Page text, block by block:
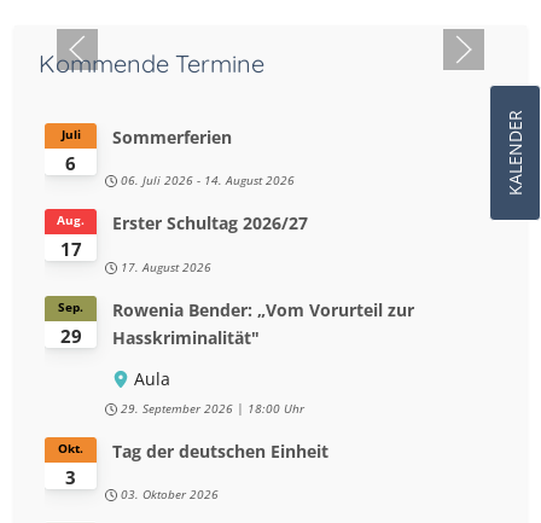
KALENDER
Kommende Termine
6
Juli Sommerferien
06. Juli 2026 - 14. August 2026
17
Aug. Erster Schultag 2026/27
17. August 2026
29
Sep.
Rowenia Bender: „Vom Vorurteil zur
Hasskriminalität"
Aula
29. September 2026 18:00 Uhr
3
Okt. Tag der deutschen Einheit
03. Oktober 2026